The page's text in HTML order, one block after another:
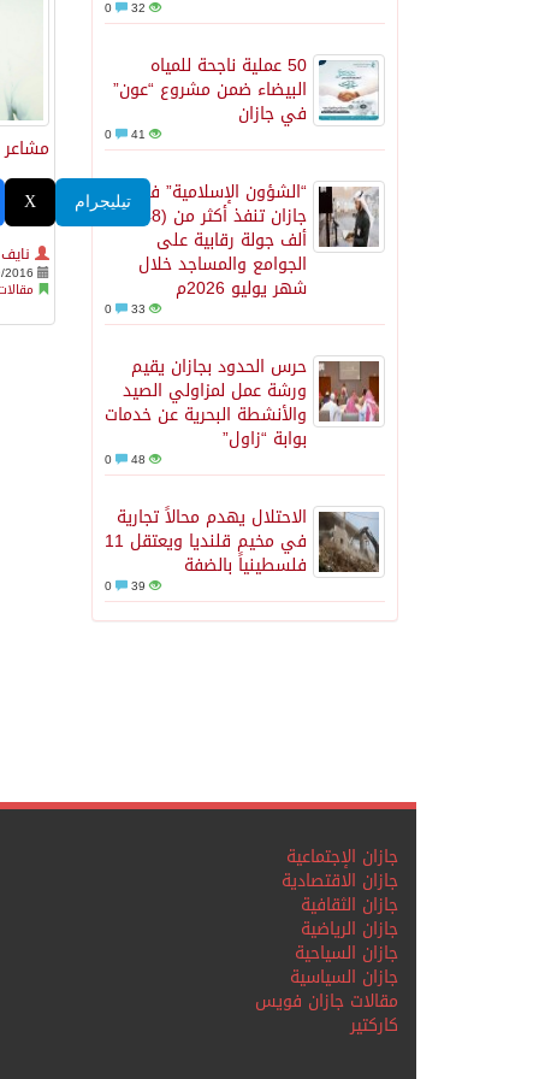
32
50 عملية ناجحة للمياه
البيضاء ضمن مشروع “عون”
في جازان
41
“الشؤون الإسلامية” في
ألف جولة رقابية على
الجوامع والمساجد خلال
شهر يوليو 2026م
33
حرس الحدود بجازان يقيم
ورشة عمل لمزاولي الصيد
والأنشطة البحرية عن خدمات
بوابة “زاول”
48
الاحتلال يهدم محالاً تجارية
في مخيم قلنديا ويعتقل 11
فلسطينياً بالضفة
39
X تيليجرام
جازان الإجتماعية
جازان الاقتصادية
جازان الثقافية
جازان الرياضية
جازان السياحية
جازان السياسية
مقالات جازان فويس
كاركتير